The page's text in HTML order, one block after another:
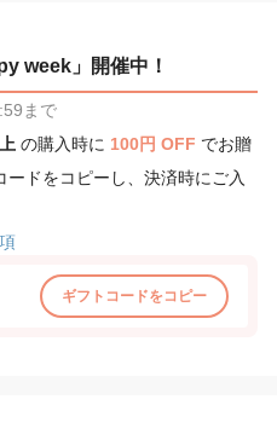
week」開催中！
まで
の購入時に 100円 OFF でお贈
ドをコピーし、決済時にご入
ギフトコードをコピー